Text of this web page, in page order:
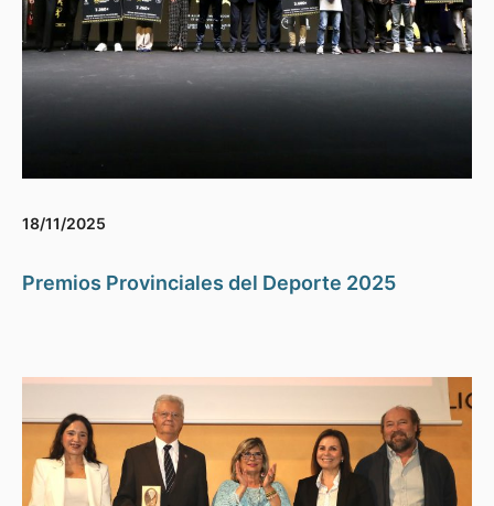
18/11/2025
Premios Provinciales del Deporte 2025